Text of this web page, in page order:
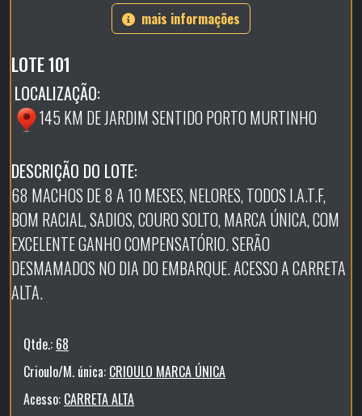
mais informações
LOTE 101
LOCALIZAÇÃO:
145 KM DE JARDIM SENTIDO PORTO MURTINHO
DESCRIÇÃO DO LOTE:
68 MACHOS DE 8 A 10 MESES, NELORES, TODOS I.A.T.F,
BOM RACIAL, SADIOS, COURO SOLTO, MARCA ÚNICA, COM
EXCELENTE GANHO COMPENSATÓRIO. SERÃO
DESMAMADOS NO DIA DO EMBARQUE. ACESSO A CARRETA
ALTA.
Qtde.: 68
Crioulo/M. única: CRIOULO MARCA ÚNICA
Acesso: CARRETA ALTA